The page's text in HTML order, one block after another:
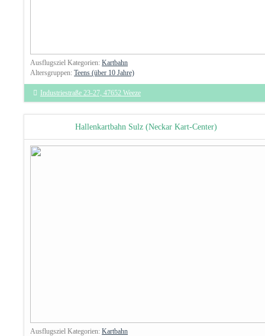
Ausflugsziel Kategorien:Kartbahn
Altersgruppen:Teens (über 10 Jahre)
Industriestraße 23-27, 47652 Weeze
Hallenkartbahn Sulz (Neckar Kart-Center)
Ausflugsziel Kategorien:Kartbahn